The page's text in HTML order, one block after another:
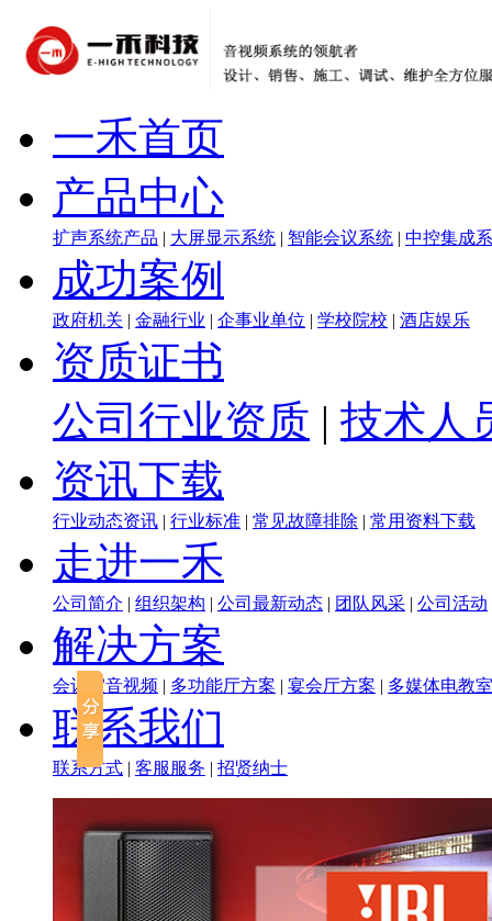
一禾首页
产品中心
扩声系统产品 | 大屏显示系统 | 智能会议系统 | 中控集成
成功案例
政府机关 | 金融行业 | 企事业单位 | 学校院校 | 酒店娱乐
资质证书
公司行业资质 | 技术人
资讯下载
行业动态资讯 | 行业标准 | 常见故障排除 | 常用资料下载
走进一禾
公司简介 | 组织架构 | 公司最新动态 | 团队风采 | 公司活动
解决方案
会议室音视频 | 多功能厅方案 | 宴会厅方案 | 多媒体电教室
联系我们
联系方式 | 客服服务 | 招贤纳士